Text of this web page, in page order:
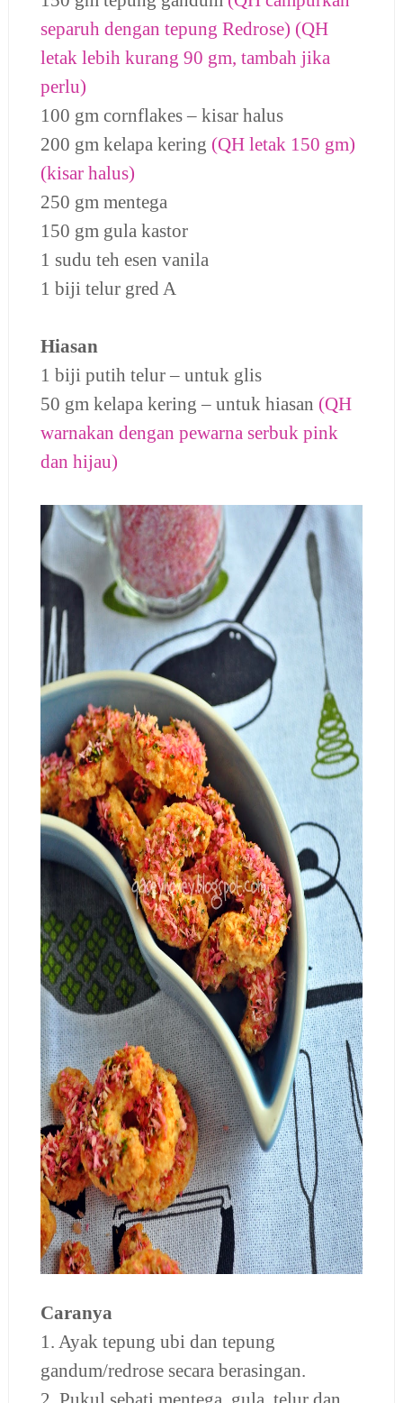
separuh dengan tepung Redrose) (QH
letak lebih kurang 90 gm, tambah jika
perlu)
100 gm cornflakes – kisar halus
200 gm kelapa kering (QH letak 150 gm)
(kisar halus)
250 gm mentega
150 gm gula kastor
1 sudu teh esen vanila
1 biji telur gred A
Hiasan
1 biji putih telur – untuk glis
50 gm kelapa kering – untuk hiasan (QH
warnakan dengan pewarna serbuk pink
dan hijau)
Caranya
1. Ayak tepung ubi dan tepung
gandum/redrose secara berasingan.